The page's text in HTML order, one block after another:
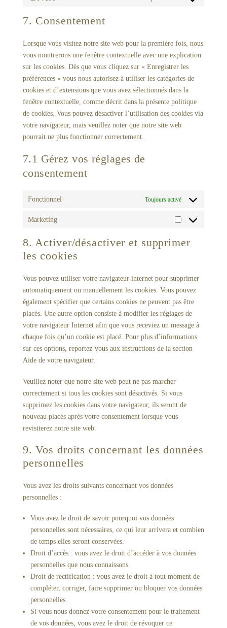
Consent
7. Consentement
Lorsque vous visitez notre site web pour la première fois, nous
vous montrerons une fenêtre contextuelle avec une explication
sur les cookies. Dès que vous cliquez sur « Enregistrer les
préférences » vous nous autorisez à utiliser les catégories de
cookies et d’extensions que vous avez sélectionnés dans la
fenêtre contextuelle, comme décrit dans la présente politique
de cookies. Vous pouvez désactiver l’utilisation des cookies via
votre navigateur, mais veuillez noter que notre site web
pourrait ne plus fonctionner correctement.
7.1 Gérez vos réglages de
consentement
Fonctionnel Toujours activé
Marketing
Marketing
8. Activer/désactiver et supprimer
les cookies
Vous pouvez utiliser votre navigateur internet pour supprimer
automatiquement ou manuellement les cookies. Vous pouvez
également spécifier que certains cookies ne peuvent pas être
placés. Une autre option consiste à modifier les réglages de
votre navigateur Internet afin que vous receviez un message à
chaque fois qu’un cookie est placé. Pour plus d’informations
sur ces options, reportez-vous aux instructions de la section
Aide de votre navigateur.
Veuillez noter que notre site web peut ne pas marcher
correctement si tous les cookies sont désactivés. Si vous
supprimez les cookies dans votre navigateur, ils seront de
nouveau placés après votre consentement lorsque vous
revisiterez notre site web.
9. Vos droits concernant les données
personnelles
Vous avez les droits suivants concernant vos données
personnelles :
Vous avez le droit de savoir pourquoi vos données
personnelles sont nécessaires, ce qui leur arrivera et combien
de temps elles seront conservées.
Droit d’accès : vous avez le droit d’accéder à vos données
personnelles que nous connaissons.
Droit de rectification : vous avez le droit à tout moment de
compléter, corriger, faire supprimer ou bloquer vos données
personnelles.
Si vous nous donnez votre consentement pour le traitement
de vos données, vous avez le droit de révoquer ce